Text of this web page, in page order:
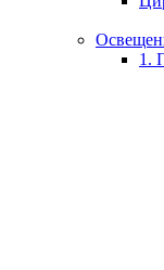
1.